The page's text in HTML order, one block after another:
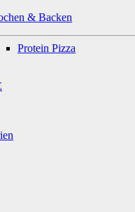
& Backen
Protein Pizza